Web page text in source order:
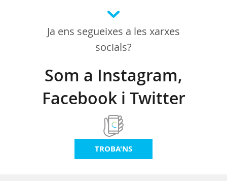
Ja ens segueixes a les xarxes
socials?
Som a Instagram,
Facebook i Twitter
TROBA'NS